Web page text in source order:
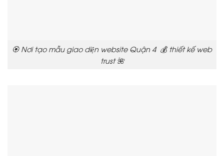
🏵️ Nơi tạo mẫu giao diện website Quận 4 💰 thiết kế web
trust 🌺